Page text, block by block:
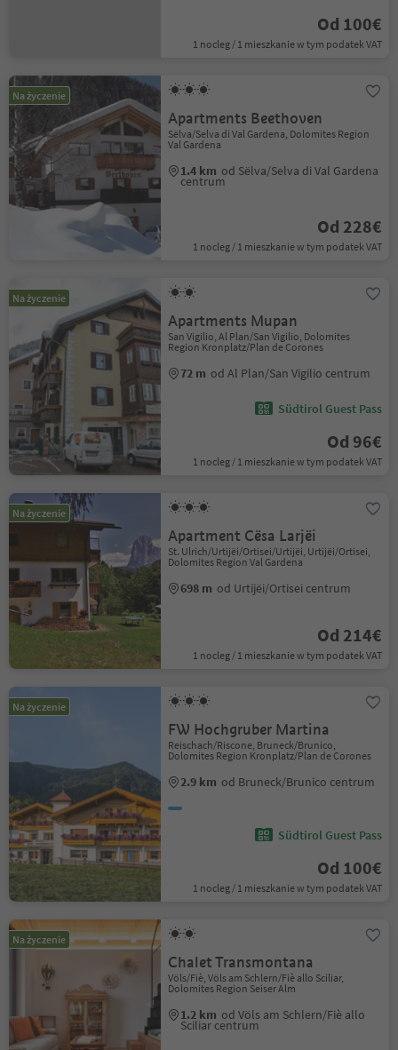
Od 100€
1 nocleg / 1 mieszkanie w tym podatek VAT
Na życzenie
Apartments Beethoven
Sëlva/Selva di Val Gardena, Dolomites Region
Val Gardena
1.4 km od Sëlva/Selva di Val Gardena
centrum
Od 228€
1 nocleg / 1 mieszkanie w tym podatek VAT
Na życzenie
Apartments Mupan
San Vigilio, Al Plan/San Vigilio, Dolomites
Region Kronplatz/Plan de Corones
72 m od Al Plan/San Vigilio centrum
Südtirol Guest Pass
Od 96€
1 nocleg / 1 mieszkanie w tym podatek VAT
Na życzenie
Apartment Cësa Larjëi
St. Ulrich/Urtijëi/Ortisei/Urtijëi, Urtijëi/Ortisei,
Dolomites Region Val Gardena
698 m od Urtijëi/Ortisei centrum
Od 214€
1 nocleg / 1 mieszkanie w tym podatek VAT
Na życzenie
FW Hochgruber Martina
Reischach/Riscone, Bruneck/Brunico,
Dolomites Region Kronplatz/Plan de Corones
2.9 km od Bruneck/Brunico centrum
Südtirol Guest Pass
Od 100€
1 nocleg / 1 mieszkanie w tym podatek VAT
Na życzenie
Chalet Transmontana
Völs/Fiè, Völs am Schlern/Fiè allo Sciliar,
Dolomites Region Seiser Alm
1.2 km od Völs am Schlern/Fiè allo
Sciliar centrum